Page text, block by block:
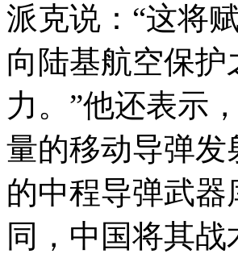
派克说：“这将
向陆基航空保
力。”他还表示
量的移动导弹
的中程导弹武
同，中国将其